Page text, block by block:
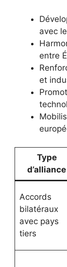
avec
entre
et
Type
d’alliance
Accords
bilatéraux
avec pays
tiers